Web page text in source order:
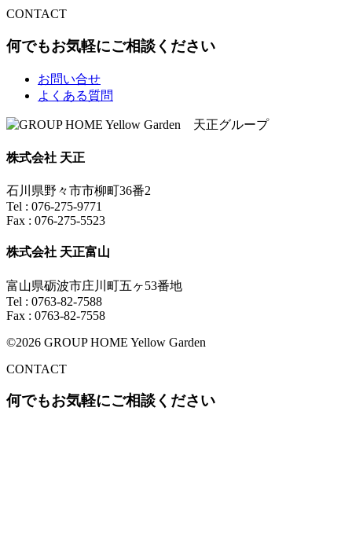
CONTACT
何でもお気軽にご相談ください
お問い合せ
よくある質問
株式会社 天正
石川県野々市市柳町36番2
Tel : 076-275-9771
Fax : 076-275-5523
株式会社 天正富山
富山県砺波市庄川町五ヶ53番地
Tel : 0763-82-7588
Fax : 0763-82-7558
©2026 GROUP HOME Yellow Garden
CONTACT
何でもお気軽にご相談ください